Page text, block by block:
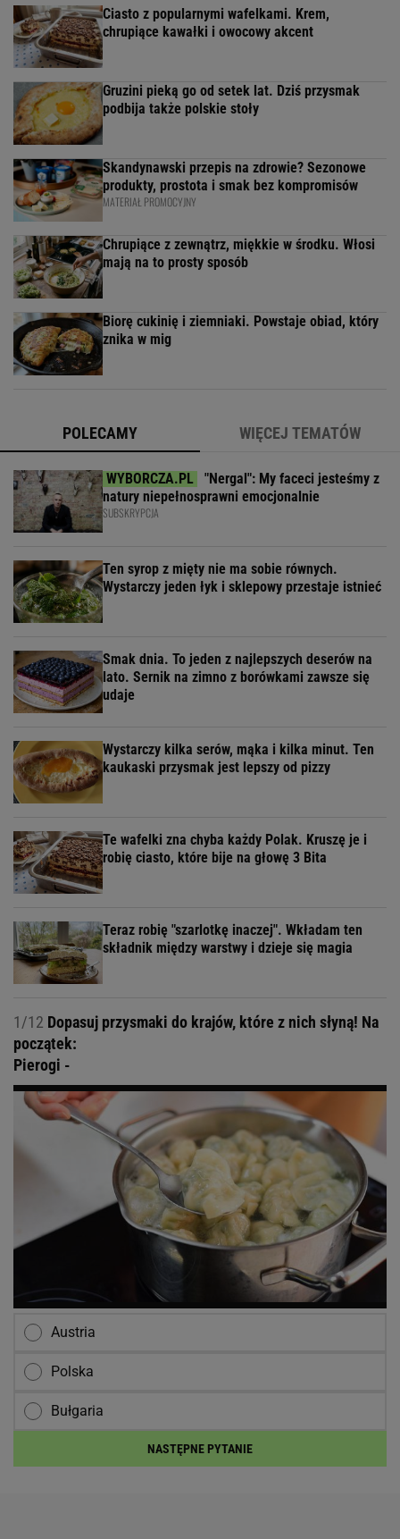
Ciasto z popularnymi wafelkami. Krem,
chrupiące kawałki i owocowy akcent
Gruzini pieką go od setek lat. Dziś przysmak
podbija także polskie stoły
Skandynawski przepis na zdrowie? Sezonowe
produkty, prostota i smak bez kompromisów
MATERIAŁ PROMOCYJNY
Chrupiące z zewnątrz, miękkie w środku. Włosi
mają na to prosty sposób
Biorę cukinię i ziemniaki. Powstaje obiad, który
znika w mig
POLECAMY WIĘCEJ TEMATÓW
"Nergal": My faceci jesteśmy z
natury niepełnosprawni emocjonalnie
SUBSKRYPCJA
Ten syrop z mięty nie ma sobie równych.
Wystarczy jeden łyk i sklepowy przestaje istnieć
Smak dnia. To jeden z najlepszych deserów na
lato. Sernik na zimno z borówkami zawsze się
udaje
Wystarczy kilka serów, mąka i kilka minut. Ten
kaukaski przysmak jest lepszy od pizzy
Te wafelki zna chyba każdy Polak. Kruszę je i
robię ciasto, które bije na głowę 3 Bita
Teraz robię "szarlotkę inaczej". Wkładam ten
składnik między warstwy i dzieje się magia
1/12 Dopasuj przysmaki do krajów, które z nich słyną! Na
początek:
Pierogi -
Austria
Polska
Bułgaria
NASTĘPNE PYTANIE